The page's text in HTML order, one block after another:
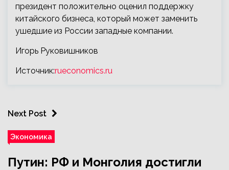
президент положительно оценил поддержку
китайского бизнеса, который может заменить
ушедшие из России западные компании.
Игорь Руковишников
Источник:rueconomics.ru
Next Post
Экономика
Путин: РФ и Монголия достигли